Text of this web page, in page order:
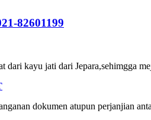
82601199
dari kayu jati dari Jepara,sehimgga
dokumen atupun perjanjian